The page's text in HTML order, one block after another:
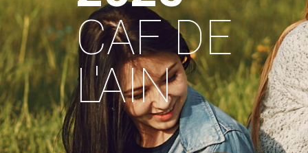
CAF DE
L'AIN